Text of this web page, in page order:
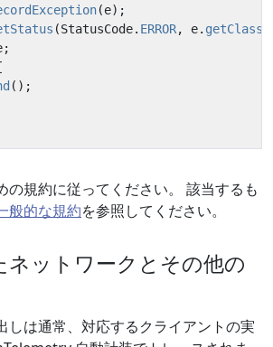
(e);
(StatusCode. ERROR, e. getClass
;
();
の規約に従ってください。 該当するも
般的な規約を参照してください。
ネットワークとその他の
しは通常、対応するクライアントの実